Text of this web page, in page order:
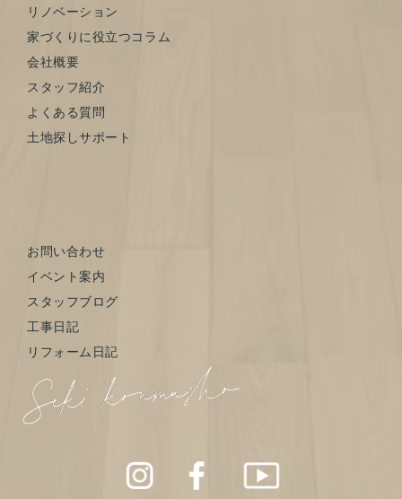
リノベーション
家づくりに役立つコラム
会社概要
スタッフ紹介
よくある質問
土地探しサポート
お問い合わせ
イベント案内
スタッフブログ
工事日記
リフォーム日記